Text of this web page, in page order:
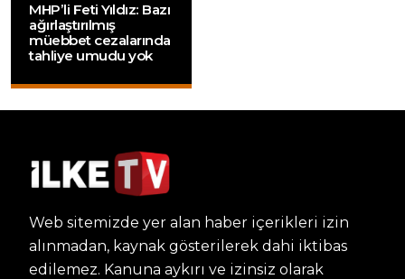
MHP’li Feti Yıldız: Bazı
ağırlaştırılmış
müebbet cezalarında
tahliye umudu yok
Web sitemizde yer alan haber içerikleri izin
alınmadan, kaynak gösterilerek dahi iktibas
edilemez. Kanuna aykırı ve izinsiz olarak